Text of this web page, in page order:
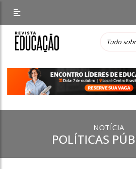
NOTÍCIA
POLÍTICAS